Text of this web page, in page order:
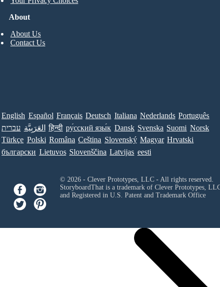
About
About Us
Contact Us
English Español Français Deutsch Italiana Nederlands Português
עברית العَرَبِيَّة हिन्दी ру́сский язы́к Dansk Svenska Suomi Norsk
Türkçe Polski Româna Ceština Slovenský Magyar Hrvatski
български Lietuvos Slovenščina Latvijas eesti
© 2026 - Clever Prototypes, LLC - All rights reserved.
StoryboardThat is a trademark of Clever Prototypes,
and Registered in U.S. Patent and Trademark Office